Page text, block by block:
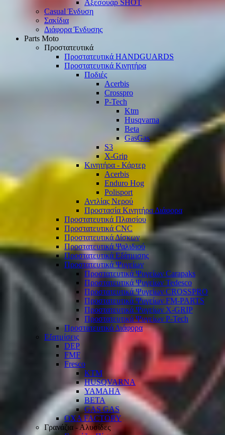
Αξεσουάρ SHOT
Casual Ένδυση
Σακίδια
Διάφορα Ένδυσης
Parts Moto
Προστατευτικά
Προστατευτικά HANDGUARDS
Προστατευτικά Κινητήρα
Ποδιές
Acerbis
Crosspro
P-Tech
Ktm
Husqvarna
Beta
GasGas
S3
X-Grip
Κινητήρα - Κάρτερ
Acerbis
Enduro Hog
Polisport
Αντλίας Νερού
Προστασία Κινητήρα Διάφορα
Προστατευτικά Πλαισίου
Προστατευτικά CNC
Προστατευτικά Δίσκων
Προστατευτικά Ψαλιδιού
Προστατευτικά Εξάτμισης
Προστατευτικά Ψυγείων
Προστατευτικά Ψυγείων Carapaks
Προστατευτικά Ψυγείων Tedesco
Προστατευτικά Ψυγείων CROSSPRO
Προστατευτικά Ψυγείων FM-PARTS
Προστατευτικά Ψυγείων X-GRIP
Προστατευτικά Ψυγείων P-Tech
Προστατευτικά Διάφορα
Εξατμίσεις
DEP
FMF
Fresco
KTM
HUSQVARNA
YAMAHA
BETA
GAS GAS
OXA FACTORY
Γρανάζια - Αλυσίδες